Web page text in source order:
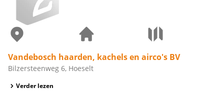
Vandebosch haarden, kachels en airco's BV
Bilzersteenweg 6, Hoeselt
Verder lezen